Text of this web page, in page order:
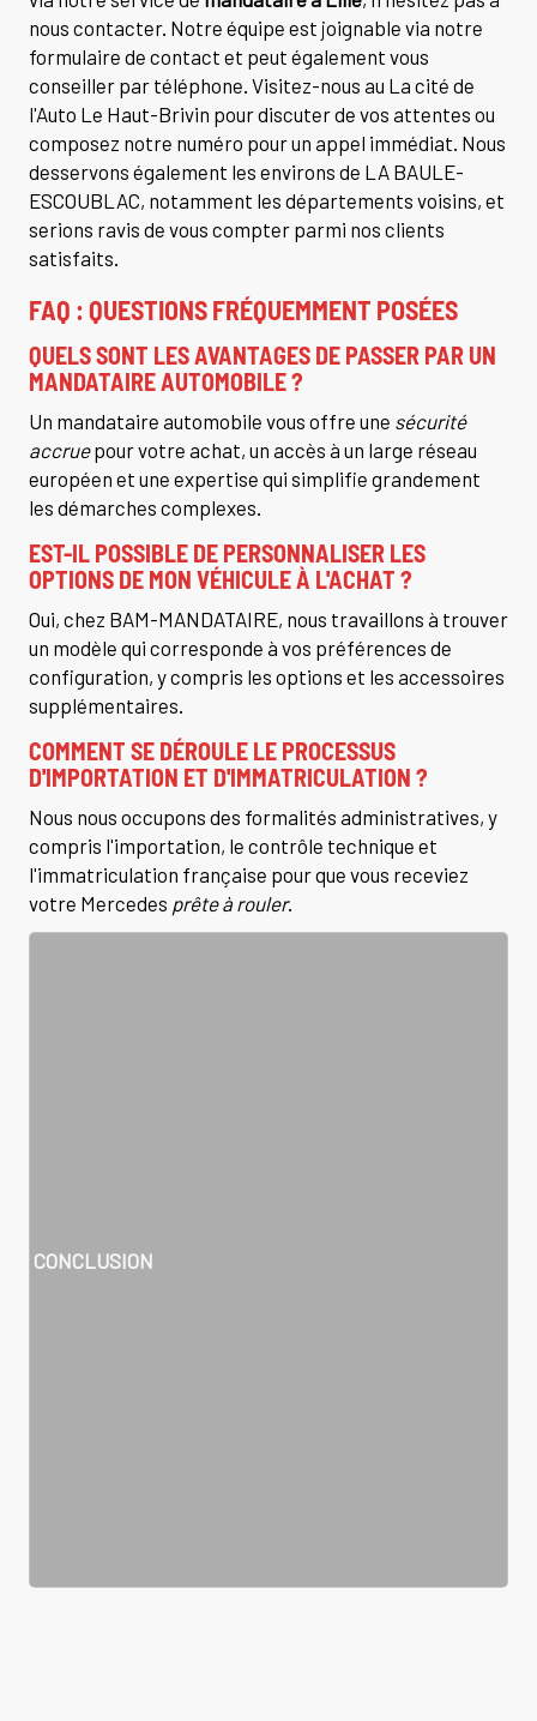
nous contacter. Notre équipe est joignable via notre
formulaire de contact et peut également vous
conseiller par téléphone. Visitez-nous au La cité de
l'Auto Le Haut-Brivin pour discuter de vos attentes ou
composez notre numéro pour un appel immédiat. Nous
desservons également les environs de LA BAULE-
ESCOUBLAC, notamment les départements voisins, et
serions ravis de vous compter parmi nos clients
satisfaits.
FAQ : QUESTIONS FRÉQUEMMENT POSÉES
QUELS SONT LES AVANTAGES DE PASSER PAR UN
MANDATAIRE AUTOMOBILE ?
Un mandataire automobile vous offre une sécurité
accruepour votre achat, un accès à un large réseau
européen et une expertise qui simplifie grandement
les démarches complexes.
EST-IL POSSIBLE DE PERSONNALISER LES
OPTIONS DE MON VÉHICULE À L'ACHAT ?
Oui, chez BAM-MANDATAIRE, nous travaillons à trouver
un modèle qui corresponde à vos préférences de
configuration, y compris les options et les accessoires
supplémentaires.
COMMENT SE DÉROULE LE PROCESSUS
D'IMPORTATION ET D'IMMATRICULATION ?
Nous nous occupons des formalités administratives, y
compris l'importation, le contrôle technique et
l'immatriculation française pour que vous receviez
votre Mercedes prête à rouler.
CONCLUSION